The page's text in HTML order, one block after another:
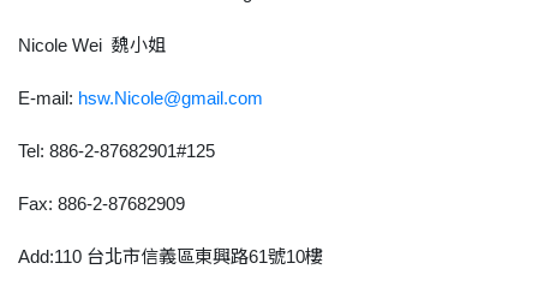
Nicole Wei 魏小姐
E-mail: hsw.Nicole@gmail.com
Tel: 886-2-87682901#125
Fax: 886-2-87682909
Add:110 台北市信義區東興路61號10樓